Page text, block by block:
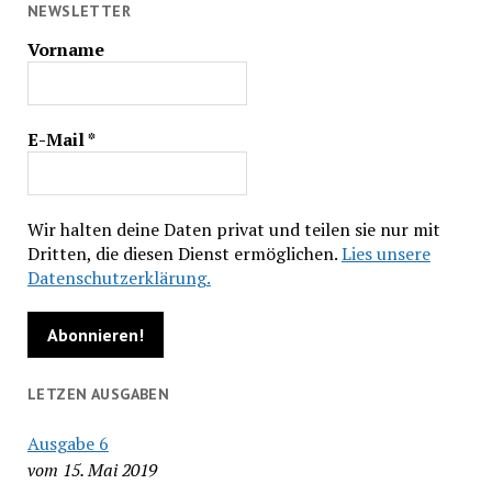
NEWSLETTER
Vorname
E-Mail*
Wir halten deine Daten privat und teilen sie nur mit
Dritten, die diesen Dienst ermöglichen.Lies unsere
Datenschutzerklärung.
LETZEN AUSGABEN
Ausgabe 6
vom 15. Mai 2019